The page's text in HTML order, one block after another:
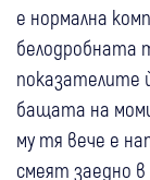
е нормална
белодробната
показателите
бащата на
му тя вече е
смеят заедно